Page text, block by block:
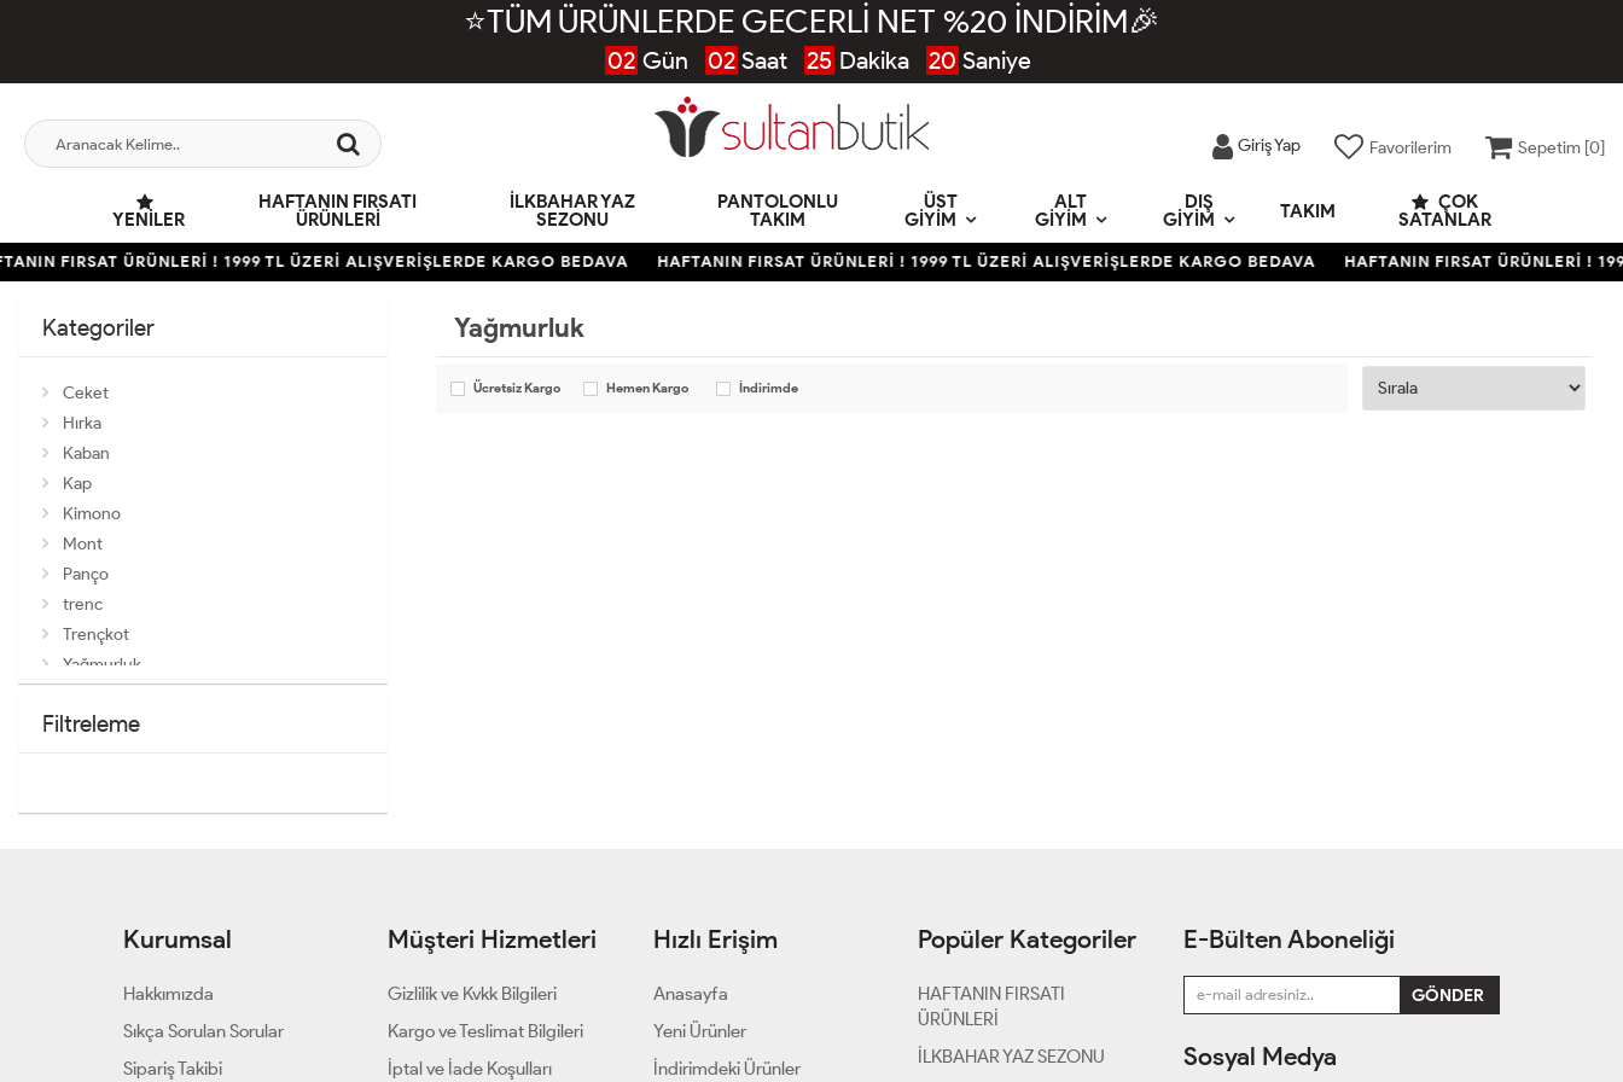
⭐TÜM ÜRÜNLERDE GECERLİ NET %20 İNDİRİM🎉
02 Gün 02 Saat 25 Dakika 19 Saniye
Giriş Yap Favorilerim Sepetim [0]
YENILER
HAFTANIN FIRSATI
ÜRÜNLERİ
İLKBAHAR YAZ
SEZONU
PANTOLONLU
TAKIM
ÜST
GIYIM
ALT
GIYIM
DIŞ
GIYIM
TAKIM
ÇOK
SATANLAR
FIRSAT ÜRÜNLERİ ! 1999 TL ÜZERİ ALIŞVERİŞLERDE KARGO BEDAVA HAFTANIN FIRSAT ÜRÜNLERİ ! 1999 TL ÜZERİ ALIŞVERİŞLERDE KARGO BEDAVA HAFTANIN FIRSAT ÜRÜNLERİ !
Kategoriler
Ceket
Hırka
Kaban
Kap
Kimono
Mont
Panço
trenc
Trençkot
Yağmurluk
Filtreleme
Yağmurluk
Ücretsiz Kargo Hemen Kargo İndirimde
Kurumsal
Hakkımızda
Sıkça Sorulan Sorular
Sipariş Takibi
Müşteri Hizmetleri
Gizlilik ve Kvkk Bilgileri
Kargo ve Teslimat Bilgileri
İptal ve İade Koşulları
Hızlı Erişim
Anasayfa
Yeni Ürünler
İndirimdeki Ürünler
Popüler Kategoriler
HAFTANIN FIRSATI
ÜRÜNLERİ
İLKBAHAR YAZ SEZONU
E-Bülten Aboneliği
Sosyal Medya